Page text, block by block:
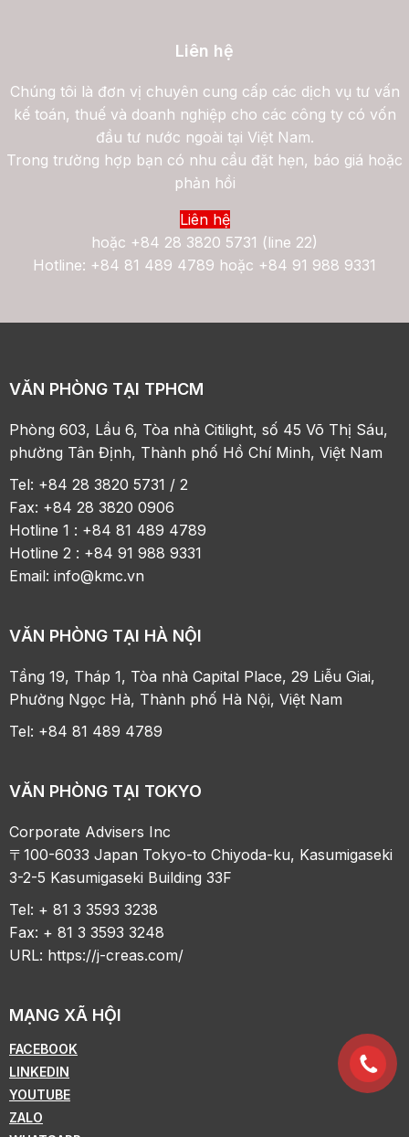
Liên hệ
Chúng tôi là đơn vị chuyên cung cấp các dịch vụ tư vấn
kế toán, thuế và doanh nghiệp cho các công ty có vốn
đầu tư nước ngoài tại Việt Nam.
Trong trường hợp bạn có nhu cầu đặt hẹn, báo giá hoặc
phản hồi
Liên hệ
hoặc +84 28 3820 5731 (line 22)
Hotline: +84 81 489 4789 hoặc +84 91 988 9331
VĂN PHÒNG TẠI TPHCM
Phòng 603, Lầu 6, Tòa nhà Citilight, số 45 Võ Thị Sáu,
phường Tân Định, Thành phố Hồ Chí Minh, Việt Nam
Tel: +84 28 3820 5731 / 2
Fax: +84 28 3820 0906
Hotline 1 : +84 81 489 4789
Hotline 2 : +84 91 988 9331
Email:info@kmc.vn
VĂN PHÒNG TẠI HÀ NỘI
Tầng 19, Tháp 1, Tòa nhà Capital Place, 29 Liễu Giai,
Phường Ngọc Hà, Thành phố Hà Nội, Việt Nam
Tel: +84 81 489 4789
VĂN PHÒNG TẠI TOKYO
Corporate Advisers Inc
〒100-6033 Japan Tokyo-to Chiyoda-ku, Kasumigaseki
3-2-5 Kasumigaseki Building 33F
Tel: + 81 3 3593 3238
Fax: + 81 3 3593 3248
URL: https://j-creas.com/
MẠNG XÃ HỘI
FACEBOOK
LINKEDIN
YOUTUBE
ZALO